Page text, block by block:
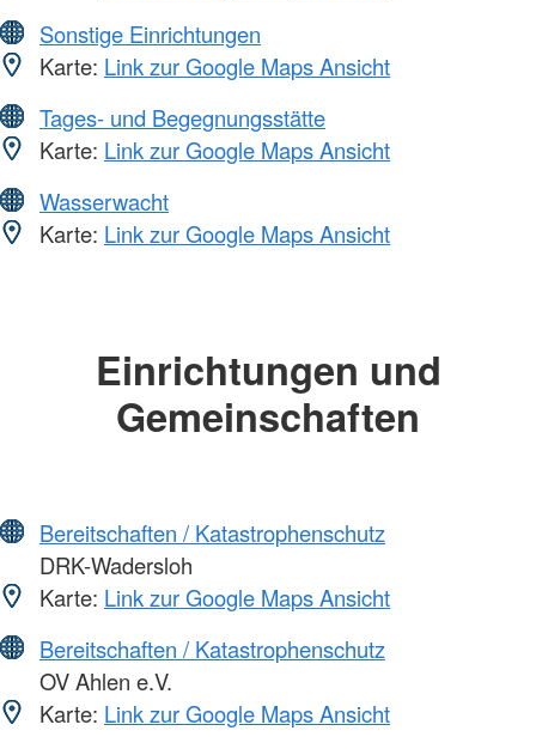
Sonstige Einrichtungen
Karte: Link zur Google Maps Ansicht
Tages- und Begegnungsstätte
Karte: Link zur Google Maps Ansicht
Wasserwacht
Karte: Link zur Google Maps Ansicht
Einrichtungen und
Gemeinschaften
Bereitschaften / Katastrophenschutz
DRK-Wadersloh
Karte: Link zur Google Maps Ansicht
Bereitschaften / Katastrophenschutz
OV Ahlen e.V.
Karte: Link zur Google Maps Ansicht